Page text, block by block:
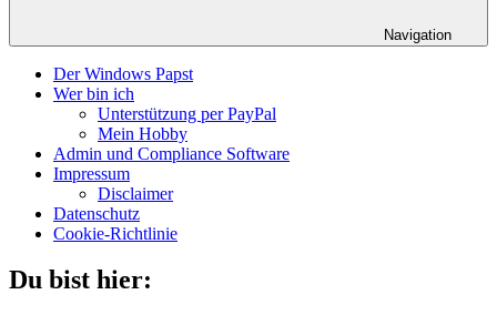
Navigation
Der Windows Papst
Wer bin ich
Unterstützung per PayPal
Mein Hobby
Admin und Compliance Software
Impressum
Disclaimer
Datenschutz
Cookie-Richtlinie
Du bist hier: